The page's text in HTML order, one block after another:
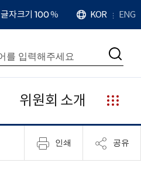
확
대
치
글자크기 100%
언
어
KOR ENG
검
위원회 소개
누
리
집
안
인쇄 공유